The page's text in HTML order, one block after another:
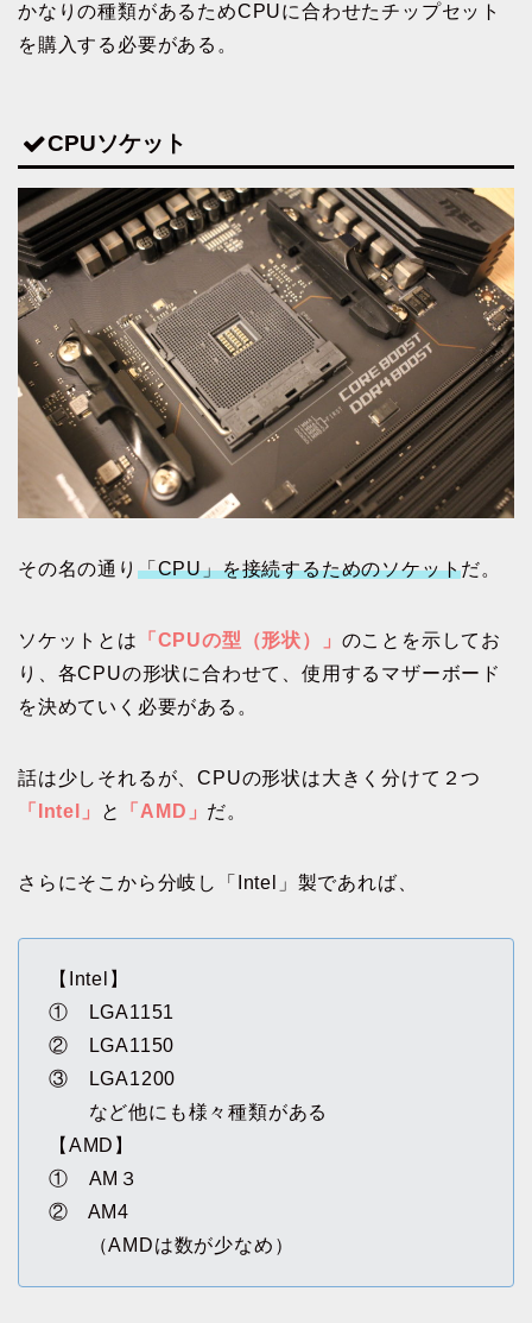
かなりの種類があるためCPUに合わせたチップセット
を購入する必要がある。
CPUソケット
その名の通り 「CPU」を接続するためのソケットだ。
ソケットとは 「CPUの型（形状）」 のことを示してお
り、各CPUの形状に合わせて、使用するマザーボード
を決めていく必要がある。
話は少しそれるが、CPUの形状は大きく分けて２つ
「Intel」
と 「AMD」 だ。
さらにそこから分岐し「Intel」製であれば、
【Intel】
① LGA1151
② LGA1150
③ LGA1200
など他にも様々種類がある
【AMD】
① AM３
② AM4
（AMDは数が少なめ）